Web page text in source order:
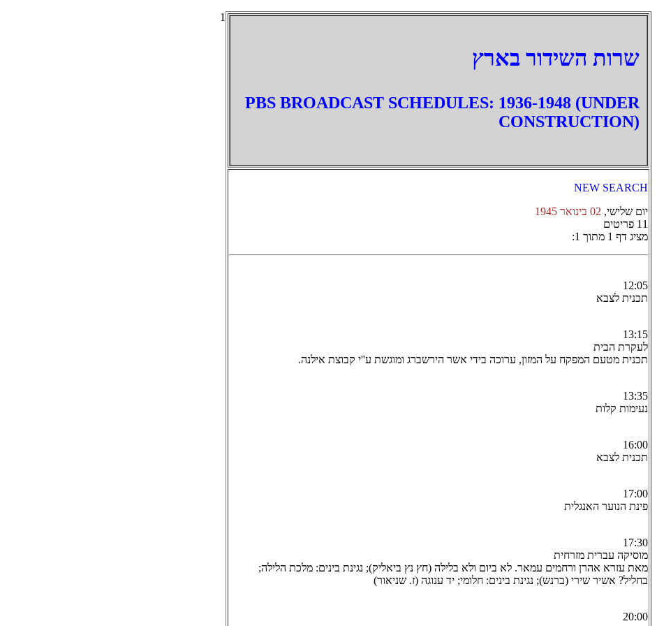
‏שרות השידור בארץ
PBS BROADCAST SCHEDULES: 1936-1948 (UNDER
CONSTRUCTION)
NEW SEARCH
יום שלישי, 02 בינואר 1945
11 פריטים
מציג דף 1 מתוך 1:
12:05
תכנית לצבא
13:15
לעקרת הבית
תכנית מטעם המפקח על המזון, ערוכה בידי אשר הירשברג ומוגשת ע''י קבוצת אילנה.
13:35
נעימות קלות
16:00
תכנית לצבא
17:00
פינת הנוער האנגלית
17:30
מוסיקה עברית מזרחית
מאת עזרא אהרן ורחמים עמאר. לא ביום ולא בלילה (חץ נץ ביאליק); נגינת בינים: מלכת הלילה;
בחליל? אשיר שירי (ברנש); נגינת בינים: חלומי; יד ענוגה (ז. שניאור)
20:00
1